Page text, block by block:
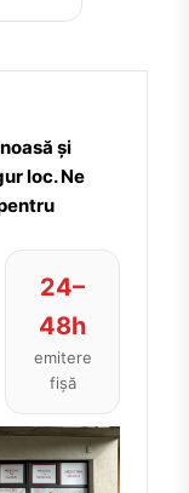
și
loc. Ne
24–
48h
emitere
fișă